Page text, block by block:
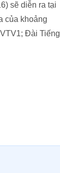
sẽ diễn ra tại
của khoảng
Đài Tiếng